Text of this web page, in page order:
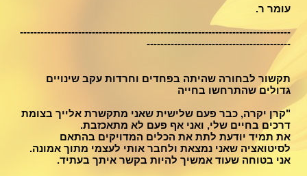
עומר ר.
-------------------------------------------------------------------------------
------------------------------------------
תקשור לבחורה שהיתה בפחדים וחרדות עקב שינויים
גדולים שהתרחשו בחייה
"קרן יקרה, כבר פעם שלישית שאני מתקשרת אלייך בצומת
דרכים בחיים שלי, ואני אף פעם לא מתאכזבת.
את תמיד יודעת לתת את הכלים המדויקים בהתאם
לסיטואציה שאני נמצאת ולחבר אותי לעצמי מתוך אמונה.
אני בטוחה שעוד אמשיך להיות בקשר איתך בעתיד.